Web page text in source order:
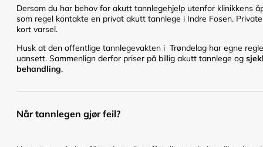
Dersom du har behov for akutt tannlegehjelp utenfor klinikkens
som regel kontakte en privat akutt tannlege i Indre Fosen.
kort varsel.
Husk at den offentlige tannlegevakten i Trøndelag har egne
uansett. Sammenlign derfor priser på billig akutt tannlege og
behandling.
Når tannlegen gjør feil?